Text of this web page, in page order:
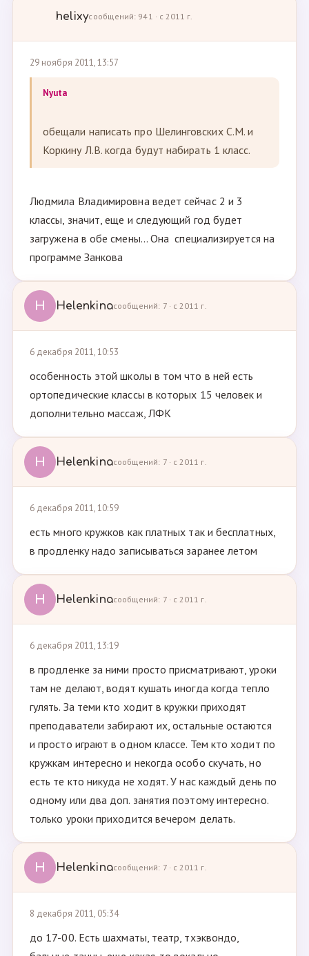
helixyсообщений: 941 · с 2011 г.
29 ноября 2011, 13:57
Nyuta
обещали написать про Шелинговских С.М. и
Коркину Л.В. когда будут набирать 1 класс.
Людмила Владимировна ведет сейчас 2 и 3
классы, значит, еще и следующий год будет
загружена в обе смены... Она специализируется на
программе Занкова
H Helenkinaсообщений: 7 · с 2011 г.
6 декабря 2011, 10:53
особенность этой школы в том что в ней есть
ортопедические классы в которых 15 человек и
дополнительно массаж, ЛФК
H Helenkinaсообщений: 7 · с 2011 г.
6 декабря 2011, 10:59
есть много кружков как платных так и бесплатных,
в продленку надо записываться заранее летом
H Helenkinaсообщений: 7 · с 2011 г.
6 декабря 2011, 13:19
в продленке за ними просто присматривают, уроки
там не делают, водят кушать иногда когда тепло
гулять. За теми кто ходит в кружки приходят
преподаватели забирают их, остальные остаются
и просто играют в одном классе. Тем кто ходит по
кружкам интересно и некогда особо скучать, но
есть те кто никуда не ходят. У нас каждый день по
одному или два доп. занятия поэтому интересно.
только уроки приходится вечером делать.
H Helenkinaсообщений: 7 · с 2011 г.
8 декабря 2011, 05:34
до 17-00. Есть шахматы, театр, тхэквондо,